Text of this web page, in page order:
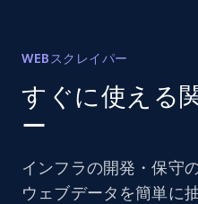
WEBスクレイパー
すぐに使える
ー
インフラの開発・保守
ウェブデータを簡単に